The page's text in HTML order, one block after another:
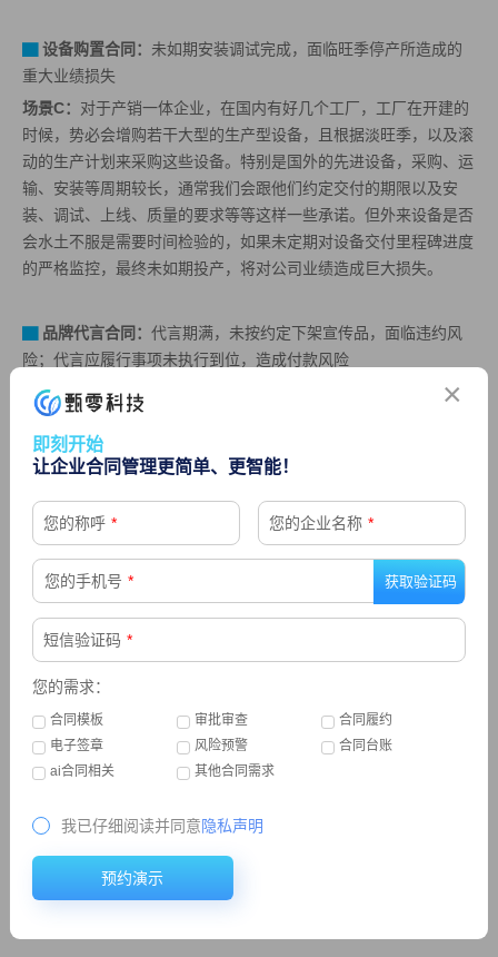
▇ 设备购置合同： 未如期安装调试完成，面临旺季停产所造成的
重大业绩损失
场景C： 对于产销一体企业，在国内有好几个工厂，工厂在开建的
时候，势必会增购若干大型的生产型设备，且根据淡旺季，以及滚
动的生产计划来采购这些设备。特别是国外的先进设备，采购、运
输、安装等周期较长，通常我们会跟他们约定交付的期限以及安
装、调试、上线、质量的要求等等这样一些承诺。但外来设备是否
会水土不服是需要时间检验的，如果未定期对设备交付里程碑进度
的严格监控，最终未如期投产，将对公司业绩造成巨大损失。
▇ 品牌代言合同： 代言期满，未按约定下架宣传品，面临违约风
险；代言应履行事项未执行到位，造成付款风险
场景D：一家自有品牌的企业，品宣部是很重要的一级部门，他们
根据品牌经营策略，会邀请一线、二线明星做代言。假设代言期为
两年，通常在合同中会有约定，在两年代言期满前的30日内，我方
必须通知所有的直销部门、经销部门，把所有明星代言的肖像、宣
传、视频全部下架。结果两年过去了，这个重要的合同条款承诺全
公司已经没人知道了，市场部也换了一茬，最后导致诉讼，但合同
上一篇： 合同到期提醒功能有哪些作用？
精选
即刻开始
让企业合同管理更简单、更智能！
您的称呼 * 您的企业名称 *
您的手机号 *
短信验证码 *
您的需求：
合同模板 审批审查
合同履约
电子签章
风险预警
合同台账
ai合同相关
其他合同需求
我已仔细阅读并同意隐私声明
预约演示
×